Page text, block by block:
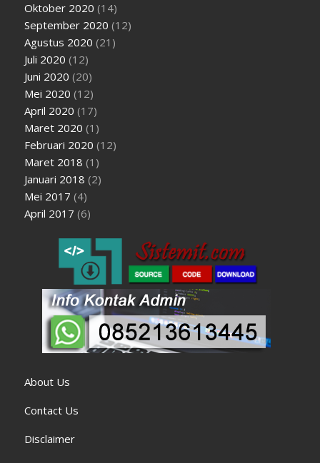
Oktober 2020 (14)
September 2020 (12)
Agustus 2020 (21)
Juli 2020 (12)
Juni 2020 (20)
Mei 2020 (12)
April 2020 (17)
Maret 2020 (1)
Februari 2020 (12)
Maret 2018 (1)
Januari 2018 (2)
Mei 2017 (4)
April 2017 (6)
About Us
Contact Us
Disclaimer